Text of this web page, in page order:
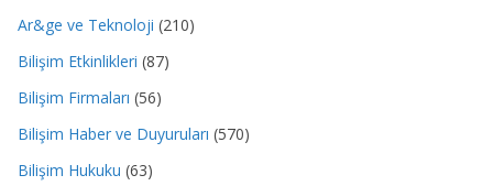
Ar&ge ve Teknoloji (210)
Bilişim Etkinlikleri (87)
Bilişim Firmaları (56)
Bilişim Haber ve Duyuruları (570)
Bilişim Hukuku (63)